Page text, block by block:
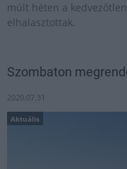
múlt héten a
elhalasztottak.
Szombaton
2020.07.31
Aktuális